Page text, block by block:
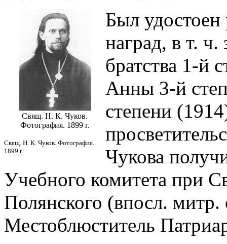
Свящ. Н. К. Чуков.
Фотография. 1899 г.
Свящ. Н. К. Чуков. Фотография.
1899 г.
Был
наград, в т.
братства 1-й
Анны 3-й
степени
Чукова
Учебного комитета при
Полянского (впосл.
Местоблюститель